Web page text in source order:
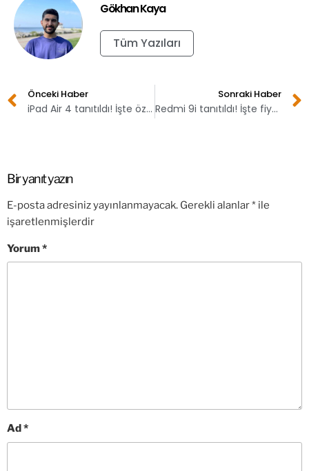
Gökhan Kaya
Tüm Yazıları
Önceki Haber
iPad Air 4 tanıtıldı! İşte özellikleri ve fiyatı
Sonraki Haber
Redmi 9i tanıtıldı! İşte fiyatı ve özellikleri
Bir yanıt yazın
E-posta adresiniz yayınlanmayacak. Gerekli alanlar* ile
işaretlenmişlerdir
Yorum*
Ad*